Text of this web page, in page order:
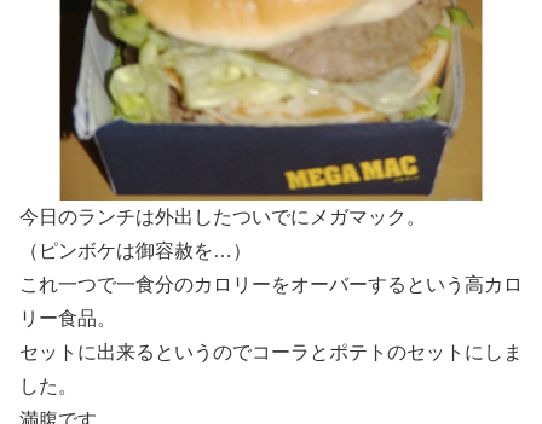
今日のランチは外出したついでにメガマック。
（ピンボケは御容赦を…）
これ一つで一食分のカロリーをオーバーするという高カロ
リー食品。
セットに出来るというのでコーラとポテトのセットにしま
した。